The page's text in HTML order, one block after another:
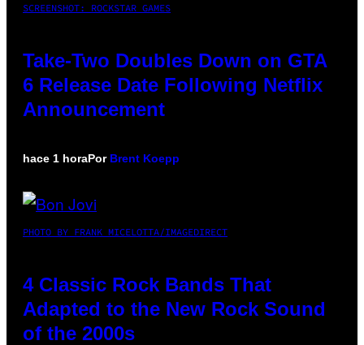
SCREENSHOT: ROCKSTAR GAMES
Take-Two Doubles Down on GTA
6 Release Date Following Netflix
Announcement
hace 1 horaPor Brent Koepp
PHOTO BY FRANK MICELOTTA/IMAGEDIRECT
4 Classic Rock Bands That
Adapted to the New Rock Sound
of the 2000s